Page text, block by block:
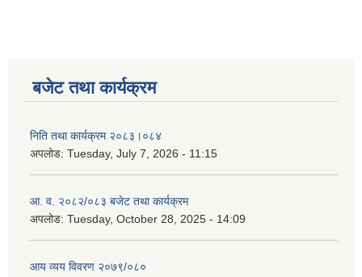
बजेट तथा कार्यक्रम
निति तथा कार्यक्रम २०८३।०८४
अपलोड: Tuesday, July 7, 2026 - 11:15
आ. व. २०८२/०८३ बजेट तथा कार्यक्रम
अपलोड: Tuesday, October 28, 2025 - 14:09
आय व्यय विवरण २०७९/०८०